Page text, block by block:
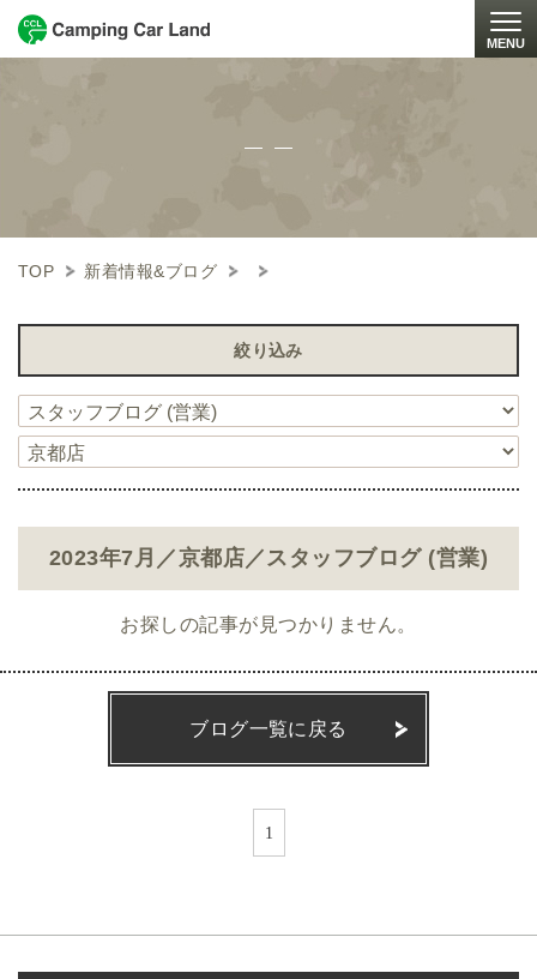
MENU
TOP 新着情報&ブログ
絞り込み
2023年7月／京都店／スタッフブログ (営業)
お探しの記事が見つかりません。
ブログ一覧に戻る
1